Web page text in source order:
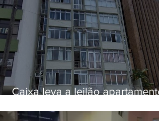
Caixa leva a leilão apartamento
Botafogo